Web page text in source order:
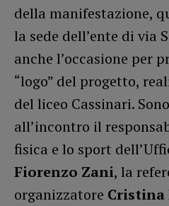
della manifestazione,
la sede dell’ente di via
anche l’occasione per
“logo” del progetto,
del liceo Cassinari.
all’incontro il
fisica e lo sport
Fiorenzo Zani, la
organizzatore Cristina